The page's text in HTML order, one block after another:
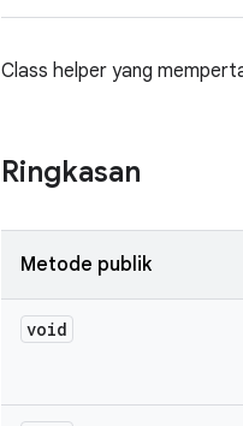
Class helper yang
Ringkasan
Metode publik
void